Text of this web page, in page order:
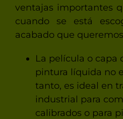
ventajas importantes
cuando se está
acabado que
La película o capa
pintura líquida no
tanto, es ideal en
industrial para
calibrados o para